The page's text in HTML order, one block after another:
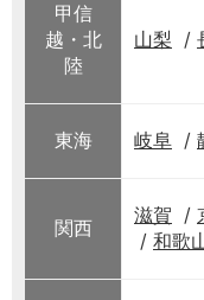
甲信
越・北
陸
山梨
東海 岐阜
関西
滋賀
和歌